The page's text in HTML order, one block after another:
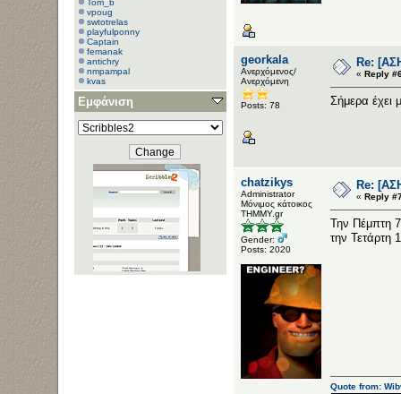
vpoug
swtotrelas
playfulponny
Captain
femanak
antichry
nmpampal
kvas
chris123
Εμφάνιση
georkala
Ανερχόμενος/
Ανερχόμενη
Posts: 78
Re:
« Reply
Σήμερα έχει
chatzikys
Administrator
Μόνιμος κάτοικος
ΤΗΜΜΥ.gr
Gender:
Posts: 2020
Re:
« Reply
Την Πέμπτη
την Τετάρτη
Quote from: